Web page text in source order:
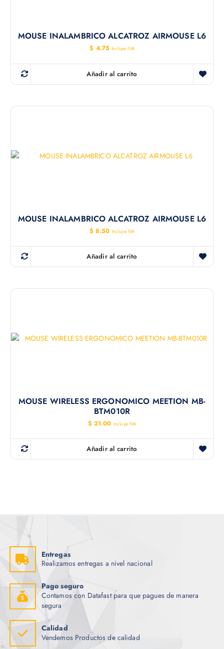
MOUSE INALAMBRICO ALCATROZ AIRMOUSE L6
$ 4.75 Incluye IVA
Añadir al carrito
MOUSE INALAMBRICO ALCATROZ AIRMOUSE L6
$ 8.50 Incluye IVA
Añadir al carrito
MOUSE WIRELESS ERGONOMICO MEETION MB-
BTM010R
$ 21.00 Incluye IVA
Añadir al carrito
Entregas
Realizamos entregas a nivel nacional
Pago seguro
Contamos con Datafast para que pagues de manera
segura
Calidad
Vendemos Productos de calidad